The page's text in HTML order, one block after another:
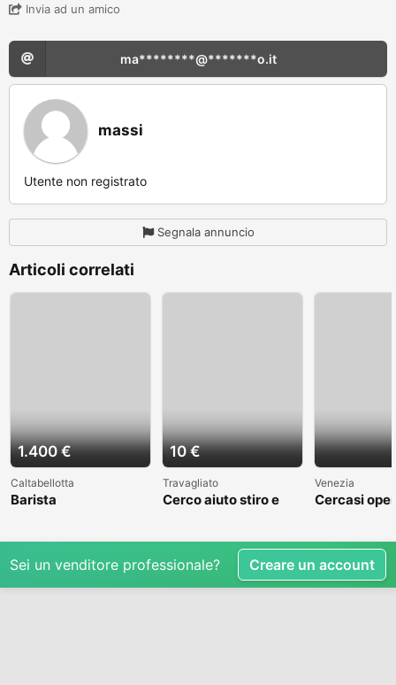
Invia ad un amico
ma********@*******o.it
massi
Utente non registrato
Segnala annuncio
Articoli correlati
1.400 €
Caltabellotta
Barista
10 €
Travagliato
Cerco aiuto stiro e
Venezia
Cercasi
Sei un venditore professionale? Creare un account